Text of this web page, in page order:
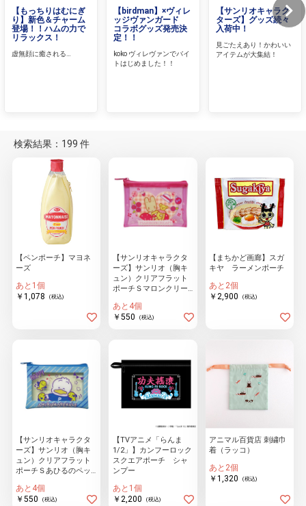
【もっちりはむにぎ
り】新色＆チャーム
登場！！ハムの力で
リラックス！
虚無顔に癒される…
【birdman】×ヴィレ
ッジヴァンガード
コラボグッズ発売決
定！！
koko ヴィレヴァンでバイ
トはじめました！！
【サンリオキャラク
ターズ】グッズ続々
入荷中！
見ごたえあり！かわいい
アイテムが大集結！
検索結果：199 件
【ペンポーチ】マヨネ
ーズ
あと1個
￥1,078
(税込)
【サンリオキャラクタ
ーズ】サンリオ（胸キ
ュン）クリアフラット
ポーチＳマロンクリー
あと4個
￥550
(税込)
【まちかど画廊】スガ
キヤ ラーメンポーチ
あと2個
￥2,900
(税込)
【サンリオキャラクタ
ーズ】サンリオ（胸キ
ュン）クリアフラット
ポーチＳあひるのペッ
あと4個
￥550
(税込)
【TVアニメ「らんま
1/2」】カンフーロック
スクエアポーチ シャ
ンプー
あと1個
￥2,200
(税込)
アニマル百貨店 刺繍巾
着（ラッコ）
あと2個
￥1,320
(税込)
アダルトグ
ッズ